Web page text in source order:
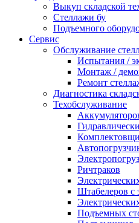
Выкуп складской
Стеллажи бу
Подъемного
Сервис
Обслуживание
Испытания /
Монтаж /
Ремонт
Диагностика
Техобслуживание
Ричтраков
Штабелеров с
Подъемных